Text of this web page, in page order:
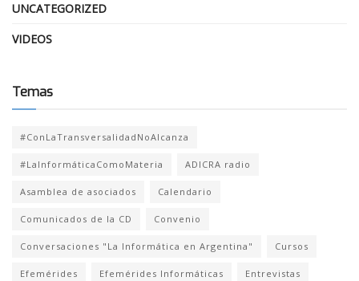
UNCATEGORIZED
VIDEOS
Temas
#ConLaTransversalidadNoAlcanza
#LaInformáticaComoMateria ADICRA radio
Asamblea de asociados Calendario
Comunicados de la CD Convenio
Conversaciones "La Informática en Argentina" Cursos
Efemérides Efemérides Informáticas Entrevistas